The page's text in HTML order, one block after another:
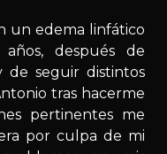
un edema linfático
después de
de seguir distintos
tras hacerme
pertinentes me
por culpa de mi